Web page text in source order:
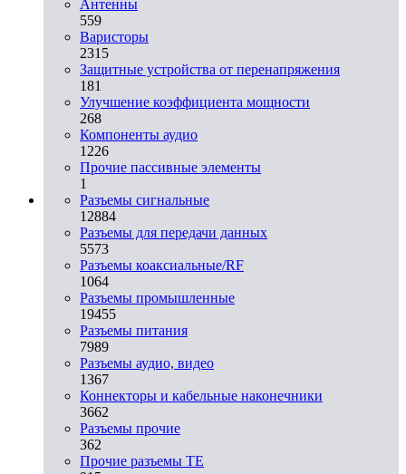
Антенны
559
Варисторы
2315
Защитные устройства от перенапряжения
181
Улучшение коэффициента мощности
268
Компоненты аудио
1226
Прочие пассивные элементы
1
Разъeмы сигнальные
12884
Разъeмы для передачи данных
5573
Разъeмы коаксиальные/RF
1064
Разъeмы промышленные
19455
Разъeмы питания
7989
Разъeмы аудио, видео
1367
Коннекторы и кабельные наконечники
3662
Разъeмы прочие
362
Прочие разъемы TE